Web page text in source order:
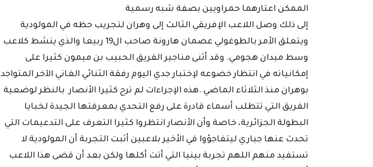
الممكن اعتارهما حمراويين بصفة شبه رسمية
إلى ذلك وصل اللاعب الإفريقي الثالث إلى وهران لتجريب حظه في المولودية
ويتعلق الأمر بالطوغولي عصمان هارونة صاحب ال19 ربيعا والذي ينشط كلاعب
وسط ميدان هجومي. وقد أثنى مناجير الفريق الحبيب بن ميمون كثيرا على
إمكانياته في انتظار خضوعه لإختبار جدي اليوم رفقة الثنائي الغاني الآخر المتواجد
بوهران منذ الثلاثاء الماضي .هذه الإجراءات لم ترح كثيرا الأنصار بالنظر لوضعية
الفريق التي تتطلب أسماء قادرة على رفع التحدي بمعرفتها الجيدة لخبايا
البطولة الجزائرية، خاصة وأن الأنصار انتظروا كثيرا التعرف على التدعيمات التي
تحدث عنها جباري ليتفاجؤوا في الأخير بلاعبين أثبت التجربة أن المولودية لا
تستفيد منهم اللهم تجربة بينيا التي أتت أكلها ولكن بعد أن قضى هذا اللاعب